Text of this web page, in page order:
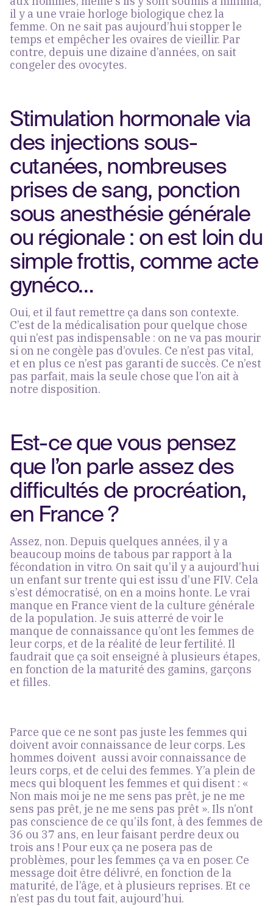
il y a une vraie horloge biologique chez la
femme. On ne sait pas aujourd’hui stopper le
temps et empêcher les ovaires de vieillir. Par
contre, depuis une dizaine d’années, on sait
congeler des ovocytes.
Stimulation hormonale via
des injections sous-
cutanées, nombreuses
prises de sang, ponction
sous anesthésie générale
ou régionale : on est loin du
simple frottis, comme acte
gynéco…
Oui, et il faut remettre ça dans son contexte.
C’est de la médicalisation pour quelque chose
qui n’est pas indispensable : on ne va pas mourir
si on ne congèle pas d’ovules. Ce n’est pas vital,
et en plus ce n’est pas garanti de succès. Ce n’est
pas parfait, mais la seule chose que l’on ait à
notre disposition.
Est-ce que vous pensez
que l’on parle assez des
difficultés de procréation,
en France ?
Assez, non. Depuis quelques années, il y a
beaucoup moins de tabous par rapport à la
fécondation in vitro. On sait qu’il y a aujourd’hui
un enfant sur trente qui est issu d’une FIV. Cela
s’est démocratisé, on en a moins honte. Le vrai
manque en France vient de la culture générale
de la population. Je suis atterré de voir le
manque de connaissance qu’ont les femmes de
leur corps, et de la réalité de leur fertilité. Il
faudrait que ça soit enseigné à plusieurs étapes,
en fonction de la maturité des gamins, garçons
et filles.
Parce que ce ne sont pas juste les femmes qui
doivent avoir connaissance de leur corps. Les
hommes doivent aussi avoir connaissance de
leurs corps, et de celui des femmes. Y’a plein de
mecs qui bloquent les femmes et qui disent : «
Non mais moi je ne me sens pas prêt, je ne me
sens pas prêt, je ne me sens pas prêt ». Ils n’ont
pas conscience de ce qu’ils font, à des femmes de
36 ou 37 ans, en leur faisant perdre deux ou
trois ans ! Pour eux ça ne posera pas de
problèmes, pour les femmes ça va en poser. Ce
message doit être délivré, en fonction de la
maturité, de l’âge, et à plusieurs reprises. Et ce
n’est pas du tout fait, aujourd’hui.